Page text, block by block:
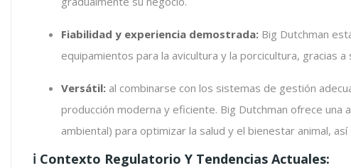
Fiabilidad y experiencia demostrada: Big Dutchman
equipamientos para la avicultura y la porcicultura, gracias
Versátil: al combinarse con los sistemas de gestión
producción moderna y eficiente. Big Dutchman ofrece
ambiental) para optimizar la salud y el bienestar animal,
ℹ️ Contexto Regulatorio Y Tendencias Actuales: